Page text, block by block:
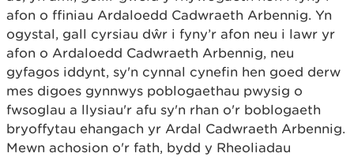
afon o ffiniau Ardaloedd Cadwraeth Arbennig. Yn
ogystal, gall cyrsiau dŵr i fyny’r afon neu i lawr yr
afon o Ardaloedd Cadwraeth Arbennig, neu
gyfagos iddynt, sy'n cynnal cynefin hen goed derw
mes digoes gynnwys poblogaethau pwysig o
fwsoglau a llysiau'r afu sy'n rhan o'r boblogaeth
bryoffytau ehangach yr Ardal Cadwraeth Arbennig.
Mewn achosion o'r fath, bydd y Rheoliadau